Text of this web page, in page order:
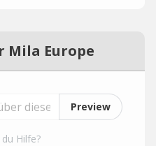
Mila Europe
Preview
Hilfe?